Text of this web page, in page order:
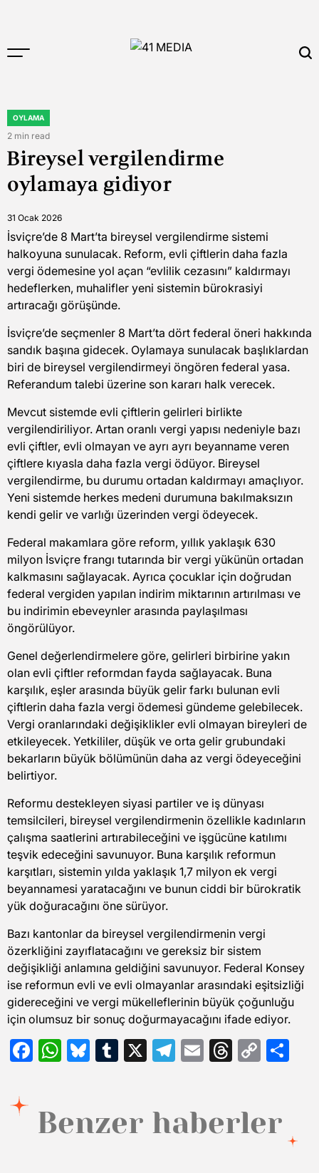
to
POSTED
IN
OYLAMA
Estimated
read
time
2 min read
Bireysel vergilendirme
oylamaya gidiyor
31 Ocak 2026
İsviçre’de 8 Mart’ta bireysel vergilendirme sistemi
halkoyuna sunulacak. Reform, evli çiftlerin daha fazla
vergi ödemesine yol açan “evlilik cezasını” kaldırmayı
hedeflerken, muhalifler yeni sistemin bürokrasiyi
artıracağı görüşünde.
İsviçre’de seçmenler 8 Mart’ta dört federal öneri hakkında
sandık başına gidecek. Oylamaya sunulacak başlıklardan
biri de bireysel vergilendirmeyi öngören federal yasa.
Referandum talebi üzerine son kararı halk verecek.
Mevcut sistemde evli çiftlerin gelirleri birlikte
vergilendiriliyor. Artan oranlı vergi yapısı nedeniyle bazı
evli çiftler, evli olmayan ve ayrı ayrı beyanname veren
çiftlere kıyasla daha fazla vergi ödüyor. Bireysel
vergilendirme, bu durumu ortadan kaldırmayı amaçlıyor.
Yeni sistemde herkes medeni durumuna bakılmaksızın
kendi gelir ve varlığı üzerinden vergi ödeyecek.
Federal makamlara göre reform, yıllık yaklaşık 630
milyon İsviçre frangı tutarında bir vergi yükünün ortadan
kalkmasını sağlayacak. Ayrıca çocuklar için doğrudan
federal vergiden yapılan indirim miktarının artırılması ve
bu indirimin ebeveynler arasında paylaşılması
öngörülüyor.
Genel değerlendirmelere göre, gelirleri birbirine yakın
olan evli çiftler reformdan fayda sağlayacak. Buna
karşılık, eşler arasında büyük gelir farkı bulunan evli
çiftlerin daha fazla vergi ödemesi gündeme gelebilecek.
Vergi oranlarındaki değişiklikler evli olmayan bireyleri de
etkileyecek. Yetkililer, düşük ve orta gelir grubundaki
bekarların büyük bölümünün daha az vergi ödeyeceğini
belirtiyor.
Reformu destekleyen siyasi partiler ve iş dünyası
temsilcileri, bireysel vergilendirmenin özellikle kadınların
çalışma saatlerini artırabileceğini ve işgücüne katılımı
teşvik edeceğini savunuyor. Buna karşılık reformun
karşıtları, sistemin yılda yaklaşık 1,7 milyon ek vergi
beyannamesi yaratacağını ve bunun ciddi bir bürokratik
yük doğuracağını öne sürüyor.
Bazı kantonlar da bireysel vergilendirmenin vergi
özerkliğini zayıflatacağını ve gereksiz bir sistem
değişikliği anlamına geldiğini savunuyor. Federal Konsey
ise reformun evli ve evli olmayanlar arasındaki eşitsizliği
gidereceğini ve vergi mükelleflerinin büyük çoğunluğu
için olumsuz bir sonuç doğurmayacağını ifade ediyor.
Facebook
WhatsApp
Bluesky
Tumblr
X Telegram
EmailThreads
Copy
Benzer haberler